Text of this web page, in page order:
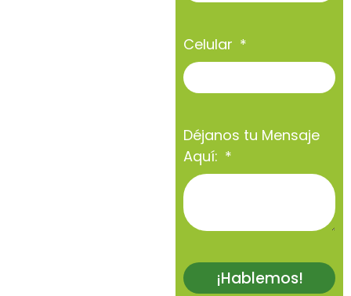
Celular
Déjanos tu Mensaje
Aquí:
¡Hablemos!